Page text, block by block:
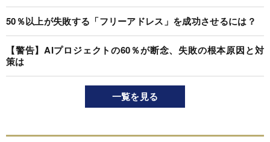
50％以上が失敗する「フリーアドレス」を成功させるには？
【警告】AIプロジェクトの60％が断念、失敗の根本原因と対
策は
一覧を見る